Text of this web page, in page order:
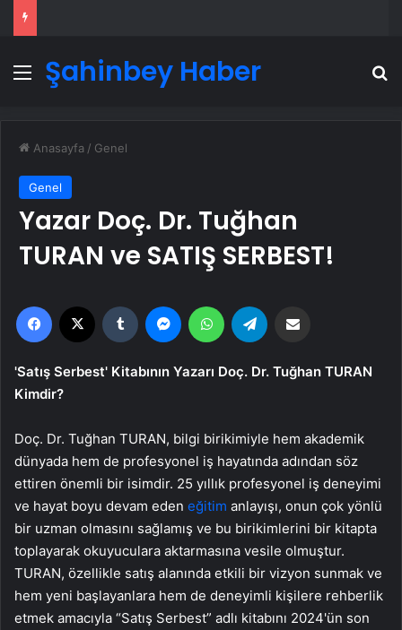
Menü
Şahinbey Haber
Anasayfa / Genel
Genel
Yazar Doç. Dr. Tuğhan
TURAN ve SATIŞ SERBEST!
Facebook Tumblr MessengerWhatsApp
'Satış Serbest' Kitabının Yazarı Doç. Dr. Tuğhan TURAN
Kimdir?
Doç. Dr. Tuğhan TURAN, bilgi birikimiyle hem akademik
dünyada hem de profesyonel iş hayatında adından söz
ettiren önemli bir isimdir. 25 yıllık profesyonel iş deneyimi
ve hayat boyu devam eden eğitim anlayışı, onun çok yönlü
bir uzman olmasını sağlamış ve bu birikimlerini bir kitapta
toplayarak okuyuculara aktarmasına vesile olmuştur.
TURAN, özellikle satış alanında etkili bir vizyon sunmak ve
hem yeni başlayanlara hem de deneyimli kişilere rehberlik
etmek amacıyla “Satış Serbest” adlı kitabını 2024'ün son